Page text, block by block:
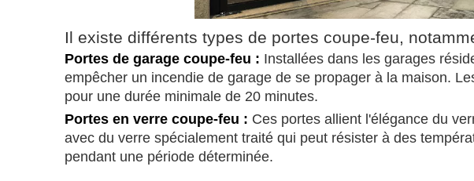
Il existe différents types de portes coupe-feu,
Portes de garage coupe-feu : Installées dans les garages
empêcher un incendie de garage de se propager à la maison.
pour une durée minimale de 20 minutes.
Portes en verre coupe-feu : Ces portes allient l'élégance du
avec du verre spécialement traité qui peut résister à des
pendant une période déterminée.